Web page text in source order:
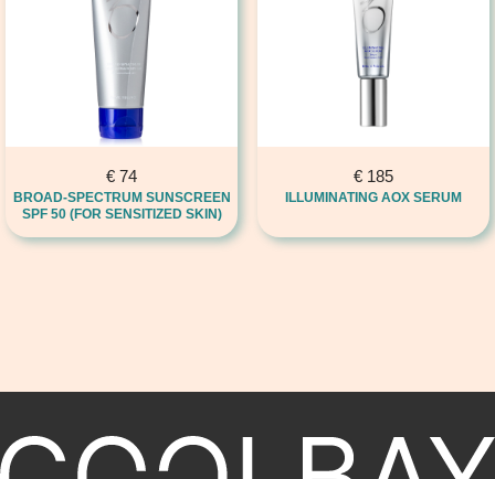
€ 74
BROAD-SPECTRUM SUNSCREEN
SPF 50 (FOR SENSITIZED SKIN)
€185
ILLUMINATING AOX SERUM